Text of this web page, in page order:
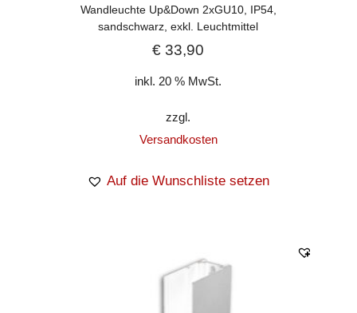
Wandleuchte Up&Down 2xGU10, IP54,
sandschwarz, exkl. Leuchtmittel
€ 33,90
inkl. 20 % MwSt.
zzgl.
Versandkosten
Auf die Wunschliste setzen